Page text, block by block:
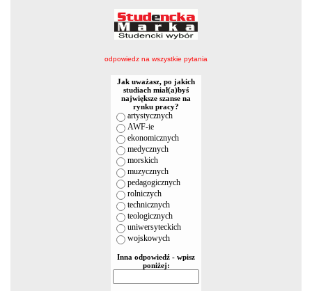
odpowiedz na wszystkie pytania